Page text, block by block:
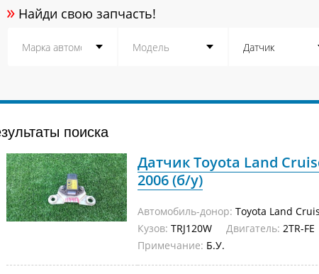
» Найди свою запчасть!
поиска
Датчик Toyota Land
2006 (б/у)
Автомобиль-донор: Toyota Land
Кузов: TRJ120W Двигатель: 2TR-FE
Примечание: Б.У.